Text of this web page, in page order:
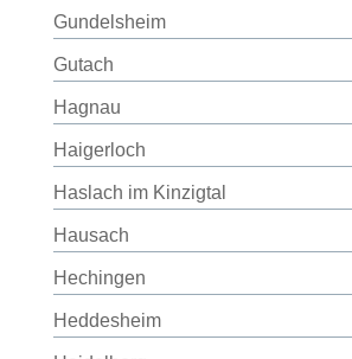
Gundelsheim
Gutach
Hagnau
Haigerloch
Haslach im Kinzigtal
Hausach
Hechingen
Heddesheim